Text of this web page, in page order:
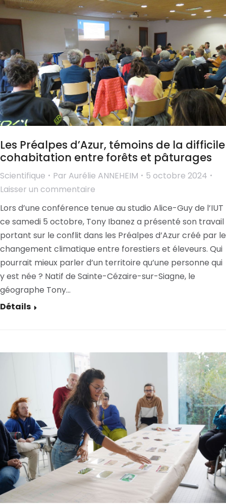
Les Préalpes d’Azur, témoins de la difficile
cohabitation entre forêts et pâturages
Scientifique Par Aurélie ANNEHEIM
5 octobre 2024
Laisser un commentaire
Lors d’une conférence tenue au studio Alice-Guy de l’IUT
ce samedi 5 octobre, Tony Ibanez a présenté son travail
portant sur le conflit dans les Préalpes d’Azur créé par le
changement climatique entre forestiers et éleveurs. Qui
pourrait mieux parler d’un territoire qu’une personne qui
y est née ? Natif de Sainte-Cézaire-sur-Siagne, le
géographe Tony…
Détails